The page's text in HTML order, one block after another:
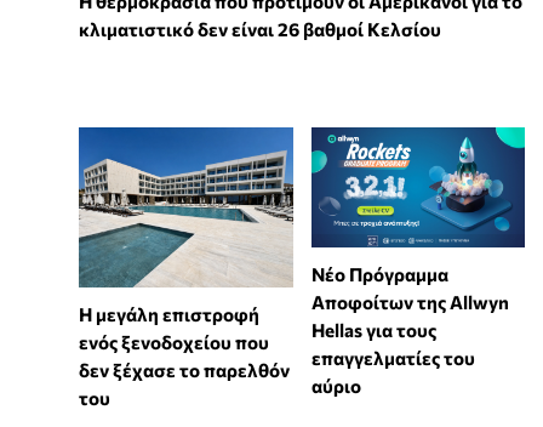
κλιματιστικό δεν είναι 26 βαθμοί Κελσίου
Η μεγάλη επιστροφή
ενός ξενοδοχείου που
δεν ξέχασε το παρελθόν
του
Νέο Πρόγραμμα
Αποφοίτων της Allwyn
Hellas για τους
επαγγελματίες του
αύριο